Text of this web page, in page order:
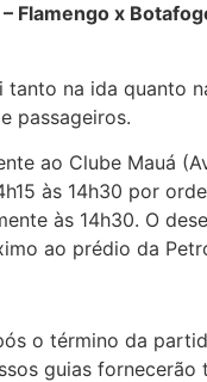
Flamengo x
tanto na ida quanto
passageiros.
ao Clube Mauá
às 14h30 por
às 14h30. O
ao prédio da
o término da
guias fornecerão